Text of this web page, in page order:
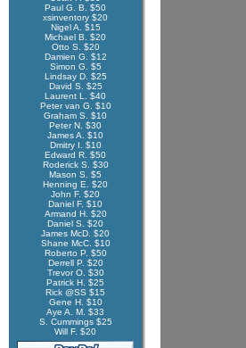
Paul G. B. $50
xsinventory $20
Nigel A. $15
Michael B. $20
Otto S. $20
Damien G. $12
Simon G. $5
Lindsay D. $25
David S. $25
Laurent L. $40
Peter van G. $10
Graham S. $10
Peter N. $30
James A. $10
Dmitry I. $10
Edward R. $50
Roderick S. $30
Mason S. $5
Henning E. $20
John F. $20
Daniel F. $10
Armand H. $20
Daniel S. $20
James McD. $20
Shane McC. $10
Roberto P. $50
Derrell P. $20
Trevor O. $30
Patrick H. $25
Rick @SS $15
Gene H. $10
Aye A. M. $33
S. Cummings $25
Will F. $20